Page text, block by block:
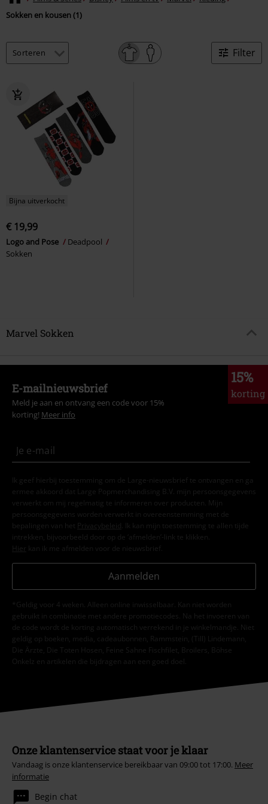
Sokken en kousen (1)
Filter
Bijna uitverkocht
€ 19,99
Logo and Pose
Deadpool
Sokken
Marvel Sokken
15%
korting
E-mailnieuwsbrief
Meld je aan en ontvang een code voor 15%
korting! Meer info
Ik geef hierbij toestemming om de Large-nieuwsbrief te ontvangen en ga
ermee akkoord dat Large Popmerchandising B.V. mijn persoonsgegevens
verwerkt om mij regelmatig te informeren over producten. Mijn
persoonsgegevens worden verwerkt in overeenstemming met de
bepalingen van het
Privacybeleid . Ik kan mijn toestemming te allen tijde
intrekken, bijvoorbeeld door op de ‘afmelden’-link te klikken.
Hier kan ik me afmelden voor de nieuwsbrief.
Aanmelden
*Geldig voor 4 weken. Alleen online inwisselbaar. Kan niet worden
gebruikt in combinatie met andere promotiecodes. Na het invoeren van
de code wordt de korting automatisch verrekend in je winkelmandje. Niet
geldig op boeken, media, cadeaubonnen, Rammstein, (Till) Lindemann,
Die Ärzte, Die Toten Hosen, Feine Sahne Fischfilet, Broilers, Böhse
Onkelz en artikelen die bijdragen aan een goed doel.
Onze klantenservice staat voor je klaar
Vandaag is onze klantenservice bereikbaar van 09:00 tot 17:00. Meer
informatie
Begin chat